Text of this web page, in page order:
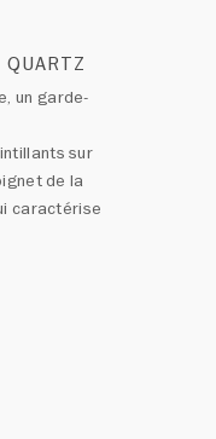
QUARTZ
un garde-
sur
de la
caractérise